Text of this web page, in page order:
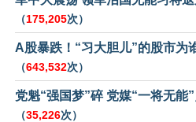
（175,205次）
A股暴跌！“习大胆儿”的股市为
（643,532次）
党魁“强国梦”碎 党媒“一将无能
（35,226次）